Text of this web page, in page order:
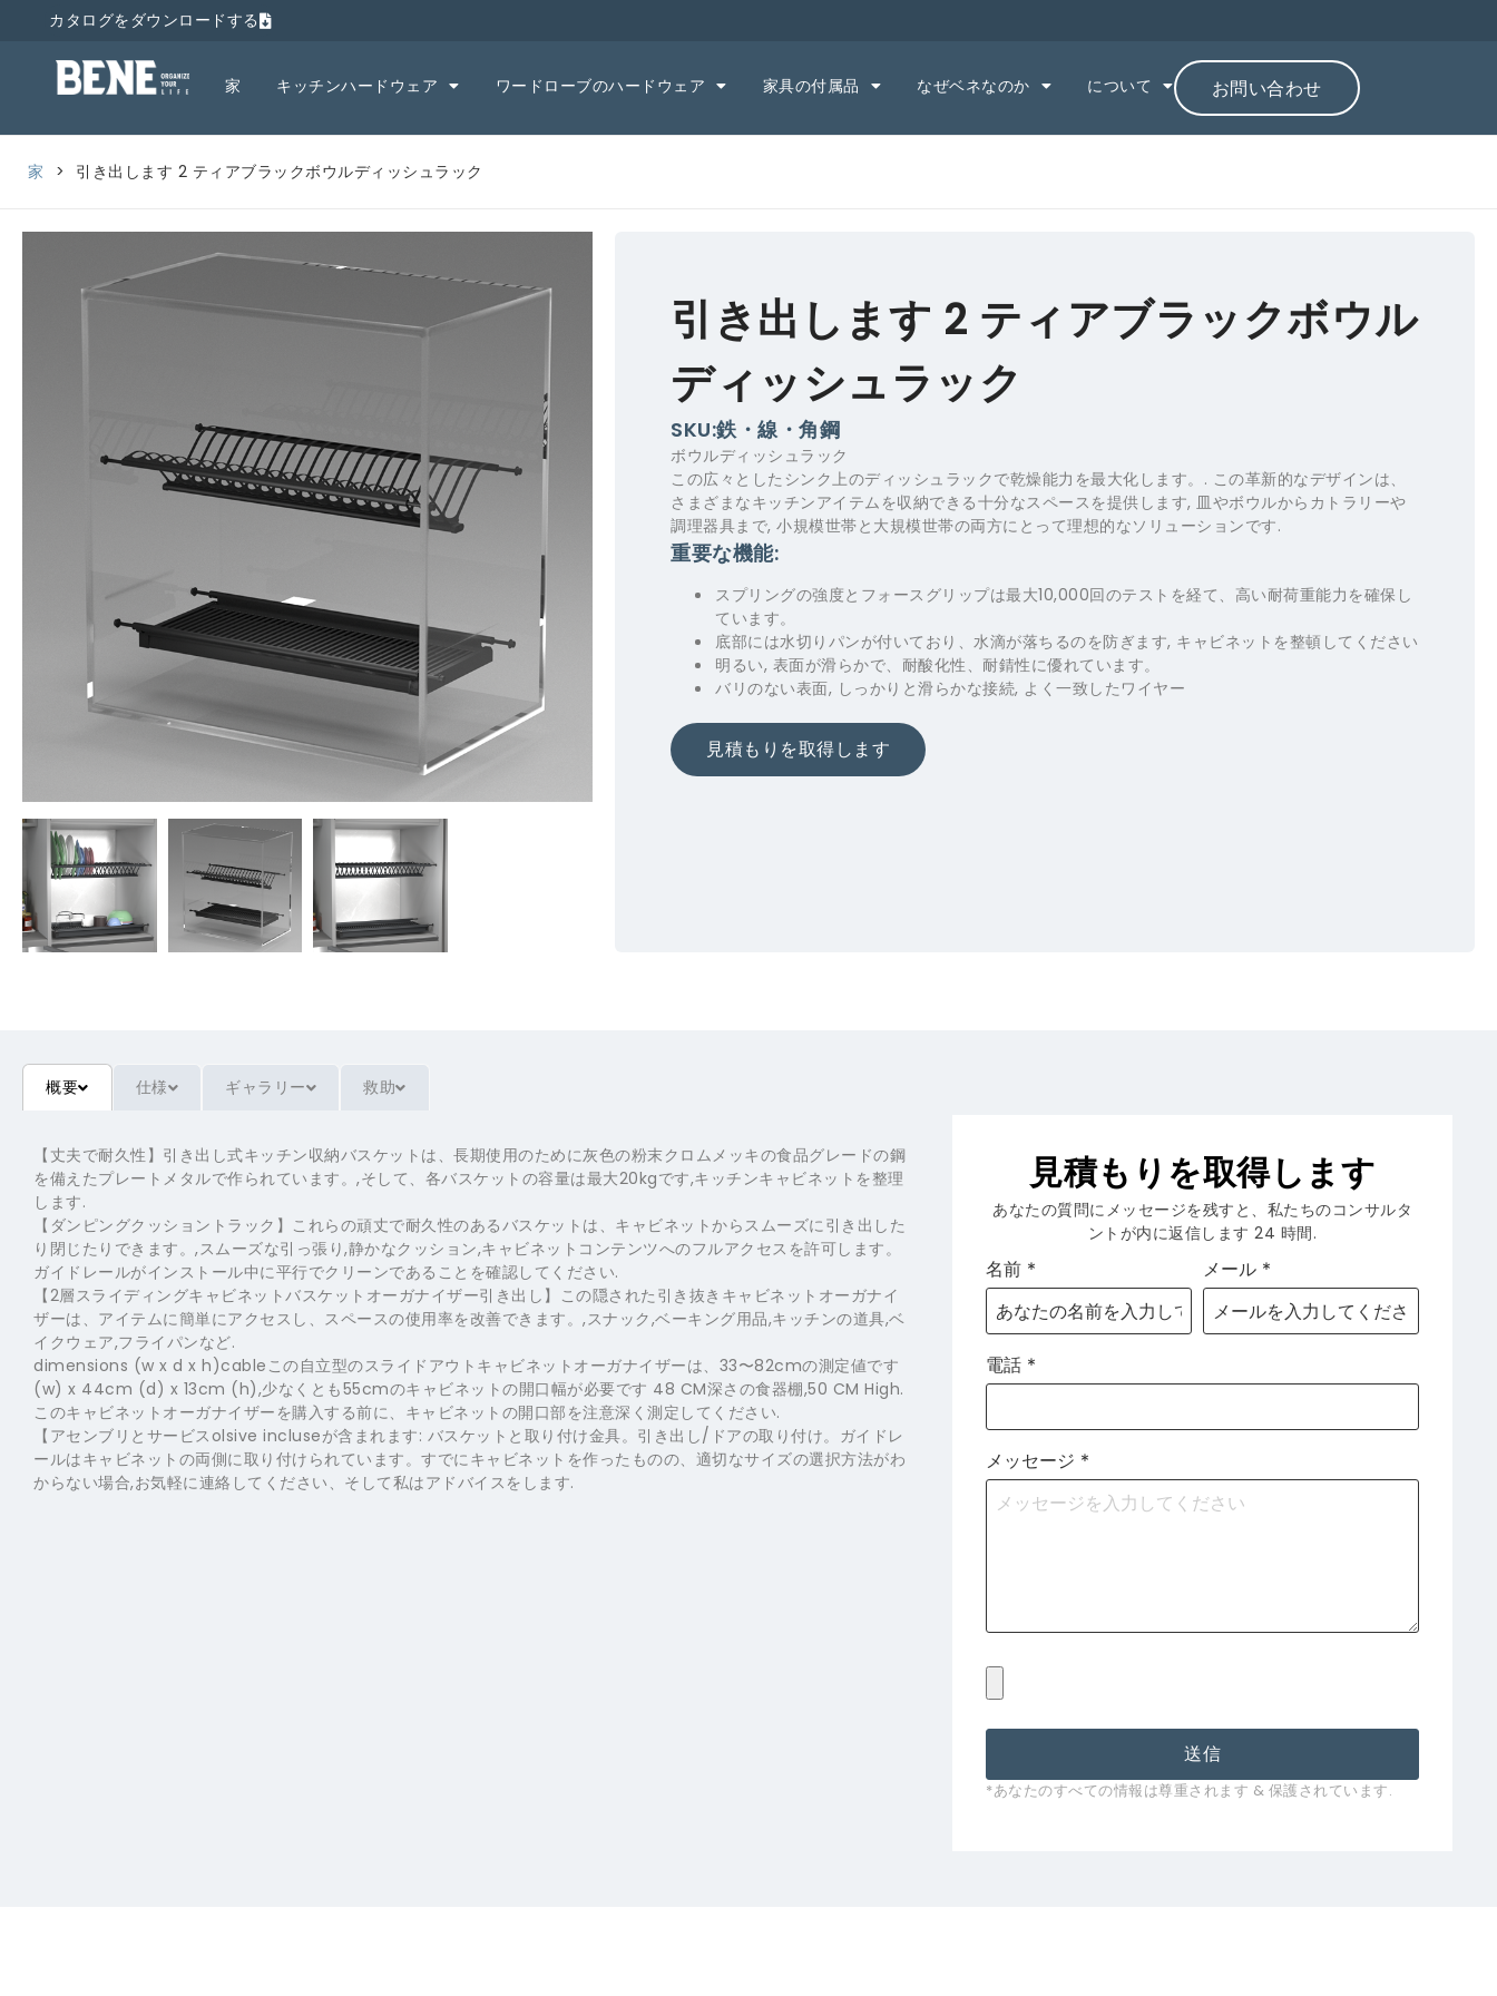
カタログをダウンロードする
家 キッチンハードウェア ワードローブのハードウェア 家具の付属品 なぜベネなのか について お問い合わせ
家 > 引き出します 2 ティアブラックボウルディッシュラック
引き出します 2 ティアブラックボウル
ディッシュラック
SKU:鉄・線・角鋼
ボウルディッシュラック
この広々としたシンク上のディッシュラックで乾燥能力を最大化します。. この革新的なデザインは、
さまざまなキッチンアイテムを収納できる十分なスペースを提供します, 皿やボウルからカトラリーや
調理器具まで, 小規模世帯と大規模世帯の両方にとって理想的なソリューションです.
重要な機能:
スプリングの強度とフォースグリップは最大10,000回のテストを経て、高い耐荷重能力を確保し
ています。
底部には水切りパンが付いており、水滴が落ちるのを防ぎます, キャビネットを整頓してください
明るい, 表面が滑らかで、耐酸化性、耐錆性に優れています。
バリのない表面, しっかりと滑らかな接続, よく一致したワイヤー
見積もりを取得します
概要 仕様 ギャラリー 救助
【丈夫で耐久性】引き出し式キッチン収納バスケットは、長期使用のために灰色の粉末クロムメッキの食品グレードの鋼
を備えたプレートメタルで作られています。,そして、各バスケットの容量は最大20kgです,キッチンキャビネットを整理
します.
【ダンピングクッショントラック】これらの頑丈で耐久性のあるバスケットは、キャビネットからスムーズに引き出した
り閉じたりできます。,スムーズな引っ張り,静かなクッション,キャビネットコンテンツへのフルアクセスを許可します。
ガイドレールがインストール中に平行でクリーンであることを確認してください.
【2層スライディングキャビネットバスケットオーガナイザー引き出し】この隠された引き抜きキャビネットオーガナイ
ザーは、アイテムに簡単にアクセスし、スペースの使用率を改善できます。,スナック,ベーキング用品,キッチンの道具,ベ
イクウェア,フライパンなど.
dimensions (w x d x h)cableこの自立型のスライドアウトキャビネットオーガナイザーは、33〜82cmの測定値です
(w) x 44cm (d) x 13cm (h),少なくとも55cmのキャビネットの開口幅が必要です 48 CM深さの食器棚,50 CM High.
このキャビネットオーガナイザーを購入する前に、キャビネットの開口部を注意深く測定してください.
【アセンブリとサービスolsive incluseが含まれます: バスケットと取り付け金具。引き出し/ドアの取り付け。ガイドレ
ールはキャビネットの両側に取り付けられています。すでにキャビネットを作ったものの、適切なサイズの選択方法がわ
からない場合,お気軽に連絡してください、そして私はアドバイスをします.
見積もりを取得します
あなたの質問にメッセージを残すと、私たちのコンサルタ
ントが内に返信します 24 時間.
名前 * メール *
電話 *
メッセージ *
送信
*あなたのすべての情報は尊重されます & 保護されています.